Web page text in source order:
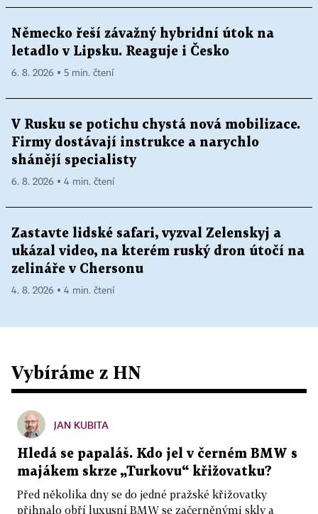
Německo řeší závažný hybridní útok na
letadlo v Lipsku. Reaguje i Česko
6. 8. 2026 ▪ 5 min. čtení
V Rusku se potichu chystá nová mobilizace.
Firmy dostávají instrukce a narychlo
shánějí specialisty
6. 8. 2026 ▪ 4 min. čtení
Zastavte lidské safari, vyzval Zelenskyj a
ukázal video, na kterém ruský dron útočí na
zelináře v Chersonu
4. 8. 2026 ▪ 4 min. čtení
Vybíráme z HN
JAN KUBITA
Hledá se papaláš. Kdo jel v černém BMW s
majákem skrze „Turkovu“ křižovatku?
Před několika dny se do jedné pražské křižovatky
přihnalo obří luxusní BMW se začerněnými skly a